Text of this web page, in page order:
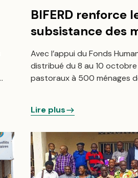
BIFERD renforce
subsistance des
vulnérables en
Minova par la
500 kits
Avec l’appui du Fonds
distribué du 8 au 10
pastoraux à 500 ménages
Lire plus